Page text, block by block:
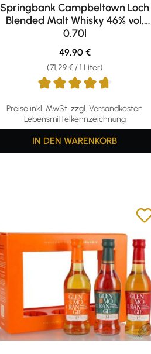
Springbank Campbeltown Loch
Blended Malt Whisky 46% vol.
0,70l
Preise inkl. MwSt. zzgl. Versandkosten
Lebensmittelkennzeichnung
(71,29 € / 1 Liter)
Regulärer Preis:
49,90 €
IN DEN WARENKORB